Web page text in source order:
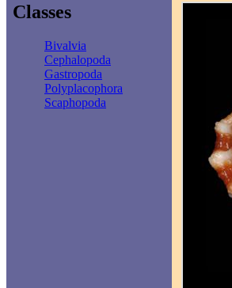
Classes
Bivalvia
Cephalopoda
Gastropoda
Polyplacophora
Scaphopoda